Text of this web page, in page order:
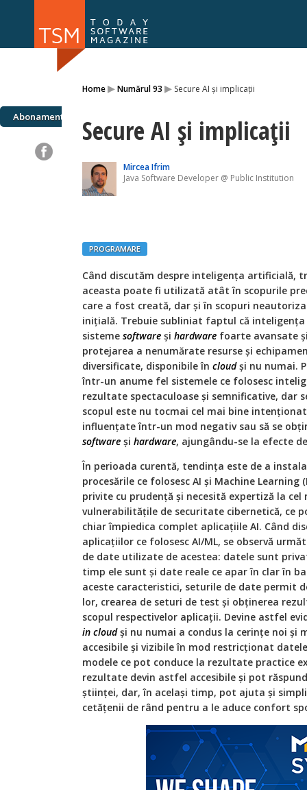
Home▸Numărul 93 ▸ Secure AI și implicaţii
Abonamente Secure AI și implicaţii
Mircea Ifrim
Java Software Developer @ Public Institution
PROGRAMARE
Când discutăm despre inteligenţa artificială,
aceasta poate fi utilizată atât în scopurile
care a fost creată, dar și în scopuri
iniţială. Trebuie subliniat faptul că
sisteme software și hardware foarte avansate
protejarea a nenumărate resurse și
diversificate, disponibile în cloudși nu numai.
într-un anume fel sistemele ce folosesc
rezultate spectaculoase și semnificative, dar
scopul este nu tocmai cel mai bine
influenţate într-un mod negativ sau să se
software și hardware, ajungându-se la efecte
În perioada curentă, tendinţa este de a
procesările ce folosesc AI și Machine
privite cu prudenţă și necesită expertiză la
vulnerabilităţile de securitate cibernetică, ce
chiar împiedica complet aplicaţiile AI. Când
aplicaţiilor ce folosesc AI/ML, se observă
de date utilizate de acestea: datele sunt
timp ele sunt și date reale ce apar în clar în
aceste caracteristici, seturile de date permit
lor, crearea de seturi de test și obţinerea
scopul respectivelor aplicaţii. Devine astfel
in cloudși nu numai a condus la cerinţe noi și
accesibile și vizibile în mod restricţionat
modele ce pot conduce la rezultate practice
rezultate devin astfel accesibile și pot
știinţei, dar, în același timp, pot ajuta și
cetăţenii de rând pentru a le aduce confort